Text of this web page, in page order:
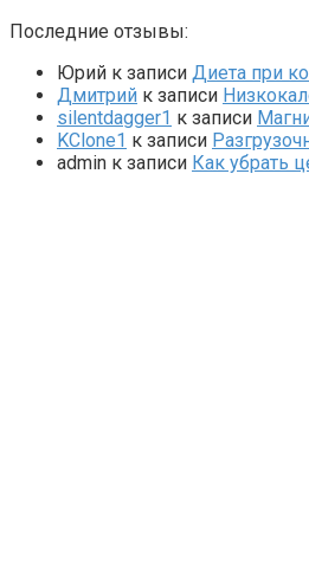
Последние отзывы:
Юрий к записи Диета при
Дмитрий к записи
silentdagger1 к записи
KClone1 к записи
admin к записи Как убрать